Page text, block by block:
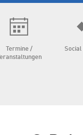
Termine /
Social